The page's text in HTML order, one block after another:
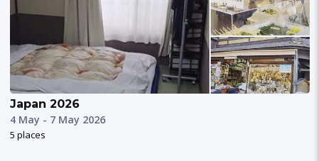
Japan 2026
4 May - 7 May 2026
5 places